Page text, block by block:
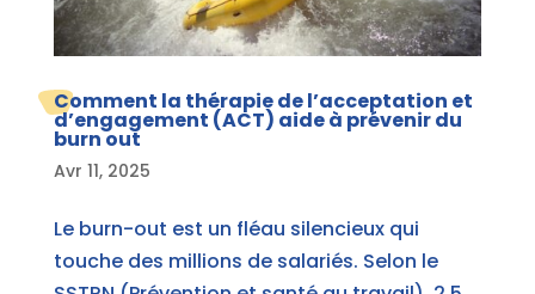
Comment la thérapie de l’acceptation et
d’engagement (ACT) aide à prévenir du
burn out
Avr 11, 2025
Le burn-out est un fléau silencieux qui
touche des millions de salariés. Selon le